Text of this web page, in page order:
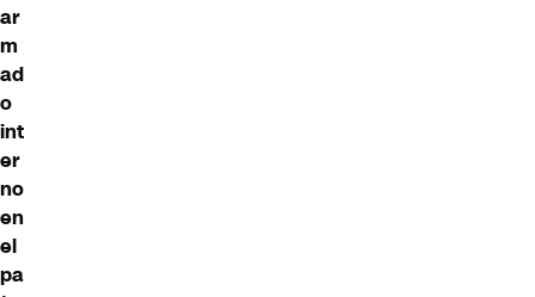
ar
m
ad
o
int
er
no
en
el
pa